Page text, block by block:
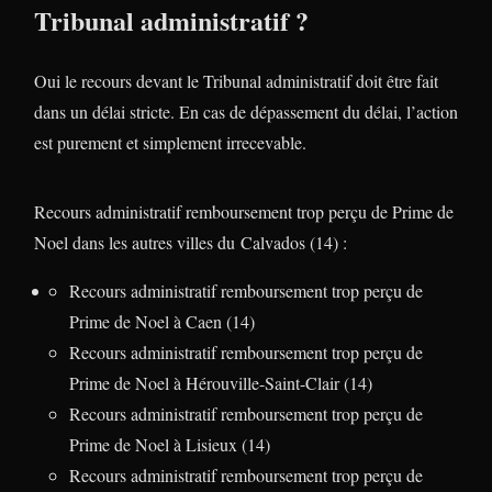
Tribunal administratif ?
Oui le recours devant le Tribunal administratif doit être fait
dans un délai stricte. En cas de dépassement du délai, l’action
est purement et simplement irrecevable.
Recours administratif remboursement trop perçu de Prime de
Noel dans les autres villes du Calvados (14) :
Recours administratif remboursement trop perçu de
Prime de Noel à Caen (14)
Recours administratif remboursement trop perçu de
Prime de Noel à Hérouville-Saint-Clair (14)
Recours administratif remboursement trop perçu de
Prime de Noel à Lisieux (14)
Recours administratif remboursement trop perçu de